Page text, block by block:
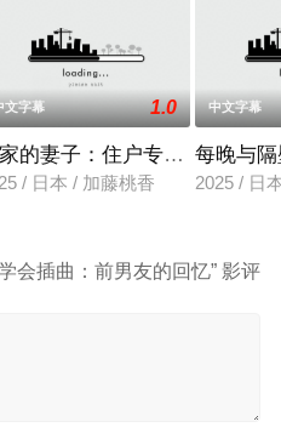
起离奇的神像杀人事件，勘案过
文字幕 1.0
的妻子：住户专用洞口
/ 日本 / 加藤桃香
中文字幕
每晚与
2025 / 日
会插曲：前男友的回忆” 影评